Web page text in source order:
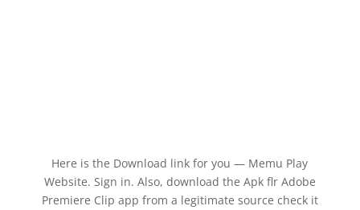
Here is the Download link for you — Memu Play
Website. Sign in. Also, download the Apk flr Adobe
Premiere Clip app from a legitimate source check it